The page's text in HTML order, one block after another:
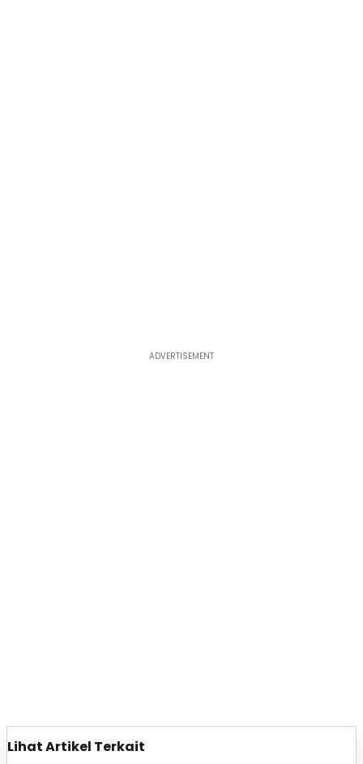
Lihat Artikel Terkait